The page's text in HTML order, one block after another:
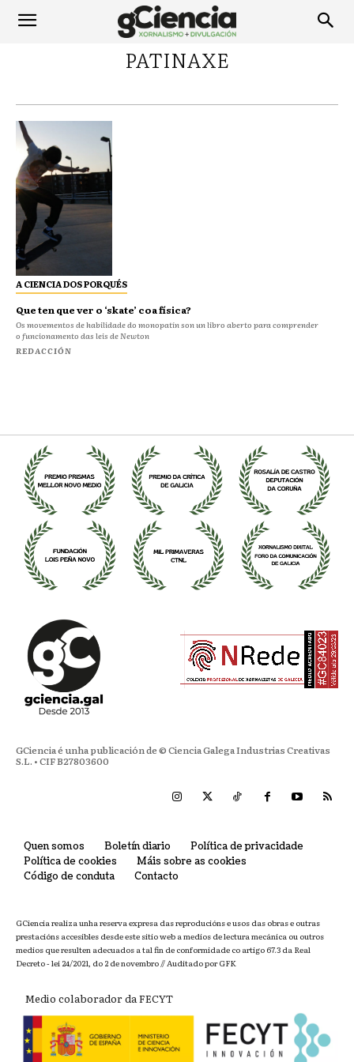
PATINAXE
A CIENCIA DOS PORQUÉS
Que ten que ver o ‘skate’ coa física?
Os movementos de habilidade do monopatín son un libro aberto para comprender
o funcionamento das leis de Newton
REDACCIÓN
GCiencia é unha publicación de © Ciencia Galega Industrias Creativas
S.L. • CIF B27803600
Quen somos Boletín diario
Política de privacidade
Política de cookies
Máis sobre as cookies
Código de conduta
Contacto
GCiencia realiza unha reserva expresa das reproducións e usos das obras e outras
prestacións accesibles desde este sitio web a medios de lectura mecánica ou outros
medios que resulten adecuados a tal fin de conformidade co artigo 67.3 da Real
Decreto - lei 24/2021, do 2 de novembro // Auditado por GFK
Medio colaborador da FECYT